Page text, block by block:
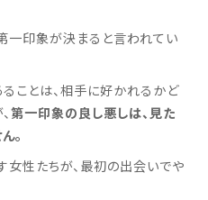
一印象が決まると言われてい
ことは、相手に好かれるかど
第一印象の良し悪しは、見た
。
性たちが、最初の出会いでや